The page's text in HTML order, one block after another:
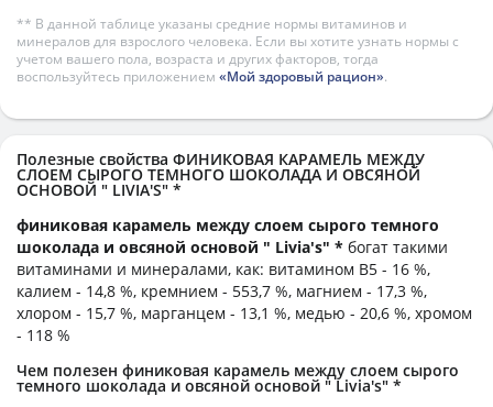
** В данной таблице указаны средние нормы витаминов и
минералов для взрослого человека. Если вы хотите узнать нормы с
учетом вашего пола, возраста и других факторов, тогда
воспользуйтесь приложением «Мой здоровый рацион».
Полезные свойства ФИНИКОВАЯ КАРАМЕЛЬ МЕЖДУ
СЛОЕМ СЫРОГО ТЕМНОГО ШОКОЛАДА И ОВСЯНОЙ
ОСНОВОЙ " LIVIA'S" *
финиковая карамель между слоем сырого темного
шоколада и овсяной основой " Livia's" * богат такими
витаминами и минералами, как: витамином B5 - 16 %,
калием - 14,8 %, кремнием - 553,7 %, магнием - 17,3 %,
хлором - 15,7 %, марганцем - 13,1 %, медью - 20,6 %, хромом
- 118 %
Чем полезен финиковая карамель между слоем сырого
темного шоколада и овсяной основой " Livia's" *